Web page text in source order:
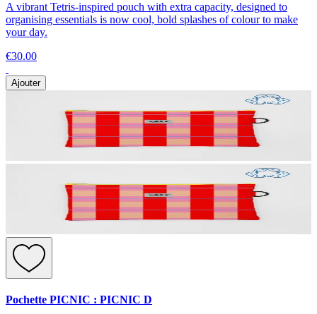
A vibrant Tetris-inspired pouch with extra capacity, designed to
organising essentials is now cool, bold splashes of colour to make
your day.
€30.00
Ajouter
Pochette PICNIC : PICNIC D